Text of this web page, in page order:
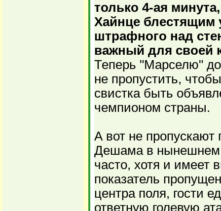
только 4-ая
Хайнце блестящим
штрафного над
важный для своей
Теперь "Марселю"
не пропустить,
свистка быть
чемпионом страны.
А вот не
Дешама в нынешнем
часто, хотя и имеет
показатель
центра поля, гости
ответную голевую